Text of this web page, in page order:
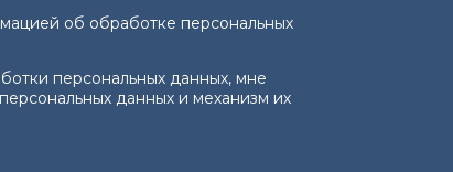
об обработке персональных
персональных данных
персональных данных, мне
данных и механизм их